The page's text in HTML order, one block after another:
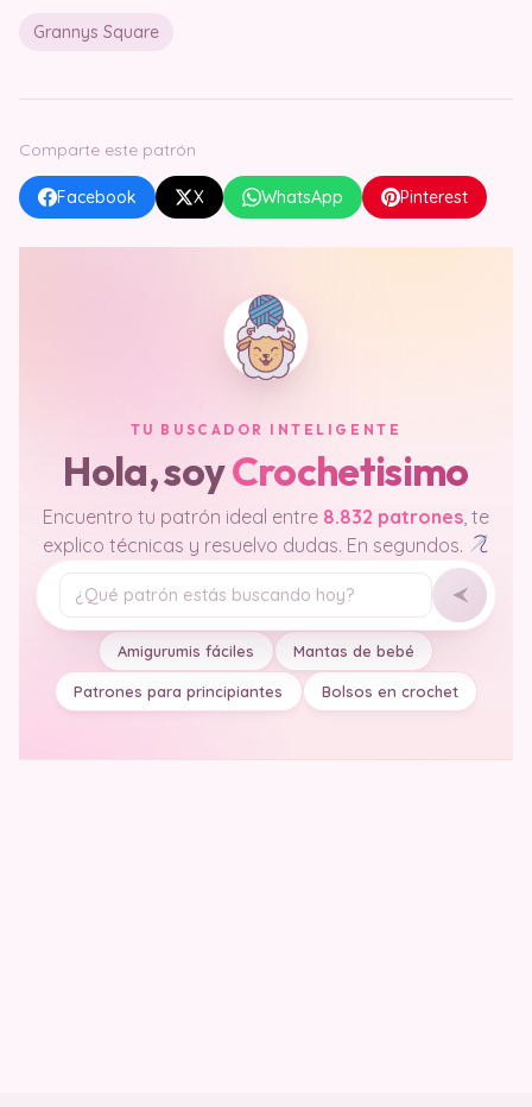
Grannys Square
Comparte este patrón
Facebook X WhatsApp Pinterest
TU BUSCADOR INTELIGENTE
Hola, soyCrochetisimo
Encuentro tu patrón ideal entre 8.832 patrones , te
explico técnicas y resuelvo dudas. En segundos.
Tu pregunta
Amigurumis fáciles Mantas de bebé
Patrones para principiantes Bolsos en crochet